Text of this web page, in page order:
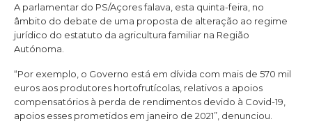
A parlamentar do PS/Açores falava, esta quinta-feira, no
âmbito do debate de uma proposta de alteração ao regime
jurídico do estatuto da agricultura familiar na Região
Autónoma.
“Por exemplo, o Governo está em dívida com mais de 570 mil
euros aos produtores hortofrutícolas, relativos a apoios
compensatórios à perda de rendimentos devido à Covid-19,
apoios esses prometidos em janeiro de 2021”, denunciou.